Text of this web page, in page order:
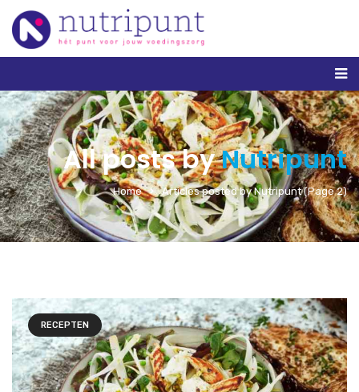
All posts byNutripunt
Home Articles posted by Nutripunt(Page 2)
RECEPTEN